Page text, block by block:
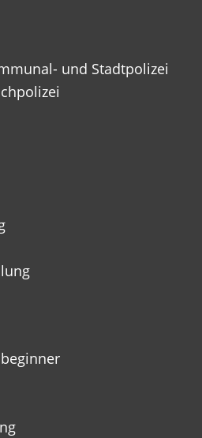
und Stadtpolizei